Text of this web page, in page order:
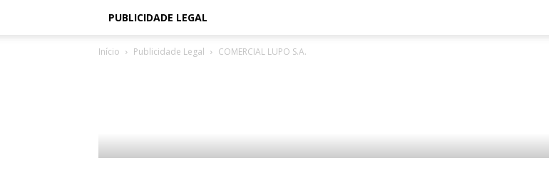
PUBLICIDADE LEGAL
Início Publicidade Legal COMERCIAL LUPO S.A.